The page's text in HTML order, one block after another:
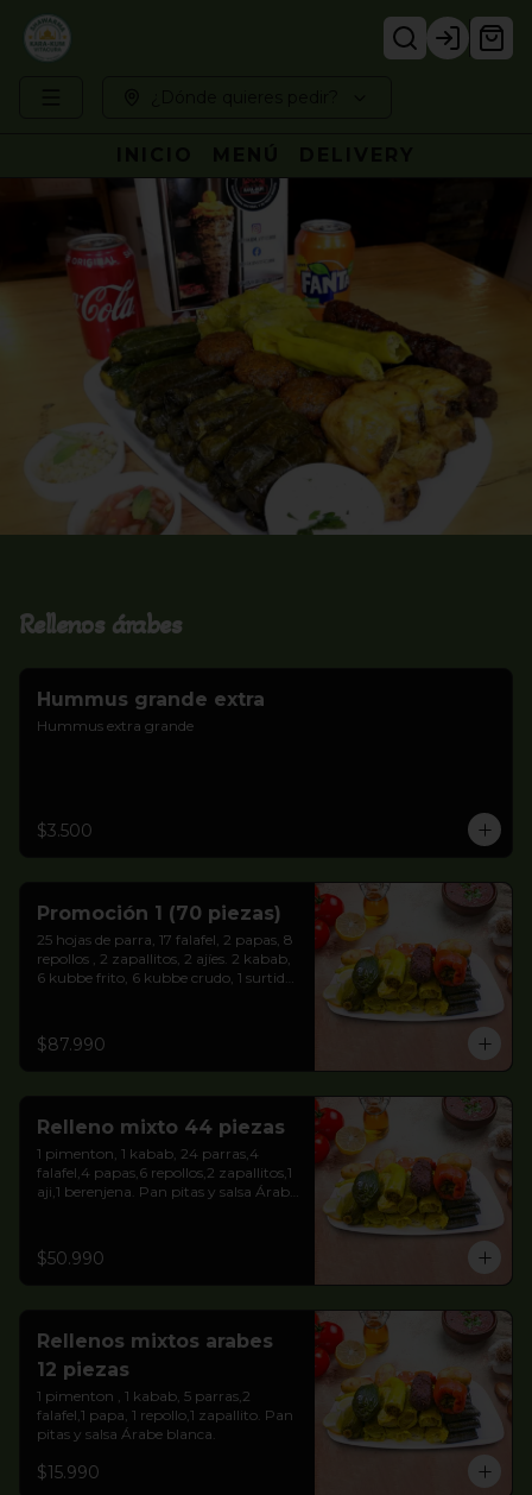
Login
Rellenos árabes
Hummus grande extra
Hummus extra grande
$3.500
Promoción 1 (70 piezas)
25 hojas de parra, 17 falafel, 2 papas, 8
repollos , 2 zapallitos, 2 ajíes. 2 kabab,
6 kubbe frito, 6 kubbe crudo, 1 surtido
$87.990
Relleno mixto 44 piezas
1 pimenton, 1 kabab, 24 parras,4
falafel,4 papas,6 repollos,2 zapallitos,1
aji,1 berenjena. Pan pitas y salsa Árabe
$50.990
Rellenos mixtos arabes
12 piezas
1 pimenton , 1 kabab, 5 parras,2
falafel,1 papa, 1 repollo,1 zapallito. Pan
pitas y salsa Árabe blanca.
$15.990